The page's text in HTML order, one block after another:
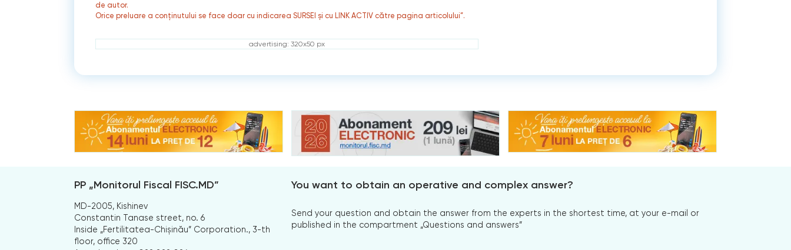
de autor.
Orice preluare a conținutului se face doar cu indicarea SURSEI și cu LINK ACTIV către pagina articolului”.
advertising: 320x50 px
PP „Monitorul Fiscal FISC.MD”
MD-2005, Kishinev
Constantin Tanase street, no. 6
Inside „Fertilitatea-Chișinău” Corporation., 3-th
floor, office 320
You want to obtain an operative and complex answer?
Send your question and obtain the answer from the experts in the shortest time, at your e-mail or
published in the compartment „Questions and answers”